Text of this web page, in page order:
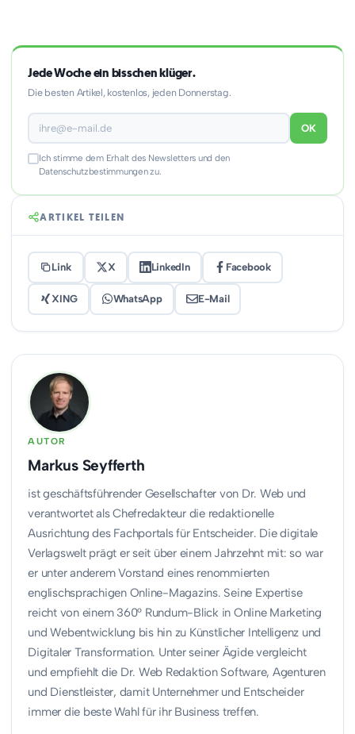
Jede Woche ein bisschen klüger.
Die besten Artikel, kostenlos, jeden Donnerstag.
OK
Ich stimme dem Erhalt des Newsletters und den
Datenschutzbestimmungen zu.
ARTIKEL TEILEN
Link X LinkedIn Facebook
XING WhatsApp E-Mail
AUTOR
Markus Seyfferth
ist geschäftsführender Gesellschafter von Dr. Web und
verantwortet als Chefredakteur die redaktionelle
Ausrichtung des Fachportals für Entscheider. Die digitale
Verlagswelt prägt er seit über einem Jahrzehnt mit: so war
er unter anderem Vorstand eines renommierten
englischsprachigen Online-Magazins. Seine Expertise
reicht von einem 360° Rundum-Blick in Online Marketing
und Webentwicklung bis hin zu Künstlicher Intelligenz und
Digitaler Transformation. Unter seiner Ägide vergleicht
und empfiehlt die Dr. Web Redaktion Software, Agenturen
und Dienstleister, damit Unternehmer und Entscheider
immer die beste Wahl für ihr Business treffen.